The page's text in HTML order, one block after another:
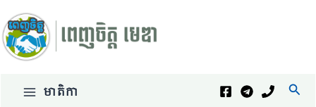
to
content
មាតិកា